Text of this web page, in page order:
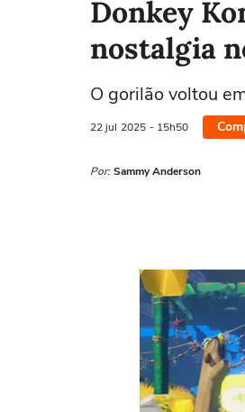
Donkey
nostalgia
O gorilão voltou
22 jul 2025 - 15h50
Por: Sammy Anderson